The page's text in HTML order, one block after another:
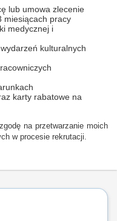
lub umowa zlecenie
miesiącach pracy
medycznej i
kulturalnych
karty rabatowe na
na przetwarzanie moich
w procesie rekrutacji.